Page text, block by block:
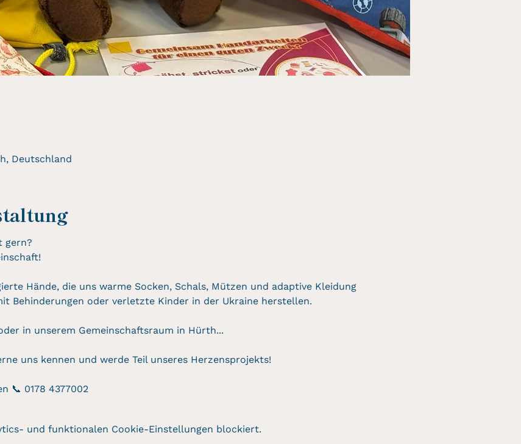
Deutschland
gern?
Hände, die uns warme Socken, Schals, Mützen und adaptive Kleidung
Behinderungen oder verletzte Kinder in der Ukraine herstellen.
in unserem Gemeinschaftsraum in Hürth...
uns kennen und werde Teil unseres Herzensprojekts!
📞 0178 4377002
und funktionalen Cookie-Einstellungen blockiert.